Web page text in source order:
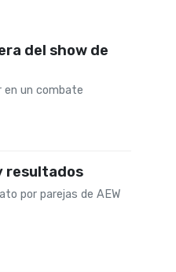
del show de
en un combate
resultados
por parejas de AEW